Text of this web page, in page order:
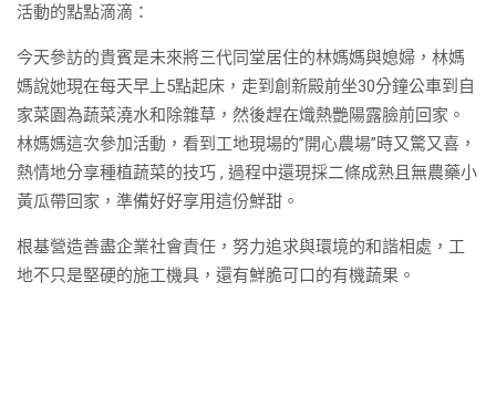
活動的點點滴滴：
今天參訪的貴賓是未來將三代同堂居住的林媽媽與媳婦，林媽
媽說她現在每天早上5點起床，走到創新殿前坐30分鐘公車到自
家菜園為蔬菜澆水和除雜草，然後趕在熾熱艷陽露臉前回家。
林媽媽這次參加活動，看到工地現場的”開心農場”時又驚又喜，
熱情地分享種植蔬菜的技巧 , 過程中還現採二條成熟且無農藥小
黃瓜帶回家，準備好好享用這份鮮甜。
根基營造善盡企業社會責任，努力追求與環境的和諧相處，工
地不只是堅硬的施工機具，還有鮮脆可口的有機蔬果。